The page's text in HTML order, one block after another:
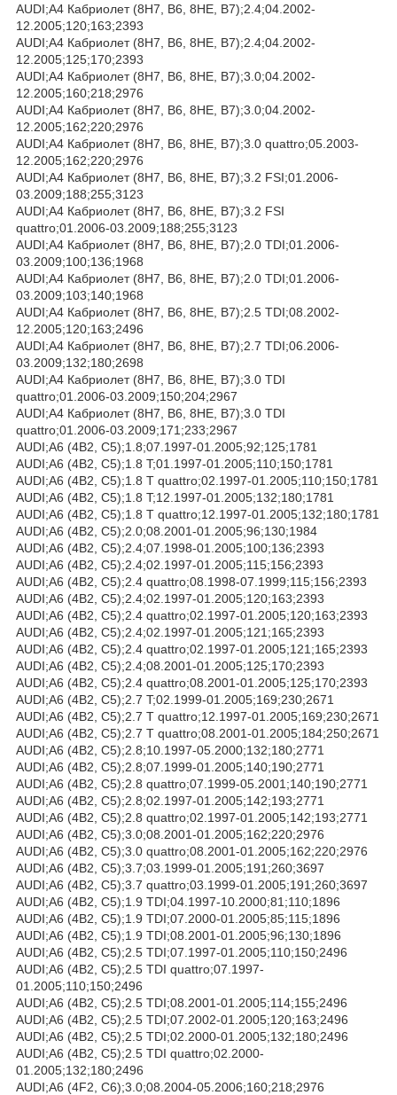
AUDI;A4 Кабриолет (8H7, B6, 8HE, B7);2.4;04.2002-
12.2005;120;163;2393
AUDI;A4 Кабриолет (8H7, B6, 8HE, B7);2.4;04.2002-
12.2005;125;170;2393
AUDI;A4 Кабриолет (8H7, B6, 8HE, B7);3.0;04.2002-
12.2005;160;218;2976
AUDI;A4 Кабриолет (8H7, B6, 8HE, B7);3.0;04.2002-
12.2005;162;220;2976
AUDI;A4 Кабриолет (8H7, B6, 8HE, B7);3.0 quattro;05.2003-
12.2005;162;220;2976
AUDI;A4 Кабриолет (8H7, B6, 8HE, B7);3.2 FSI;01.2006-
03.2009;188;255;3123
AUDI;A4 Кабриолет (8H7, B6, 8HE, B7);3.2 FSI
quattro;01.2006-03.2009;188;255;3123
AUDI;A4 Кабриолет (8H7, B6, 8HE, B7);2.0 TDI;01.2006-
03.2009;100;136;1968
AUDI;A4 Кабриолет (8H7, B6, 8HE, B7);2.0 TDI;01.2006-
03.2009;103;140;1968
AUDI;A4 Кабриолет (8H7, B6, 8HE, B7);2.5 TDI;08.2002-
12.2005;120;163;2496
AUDI;A4 Кабриолет (8H7, B6, 8HE, B7);2.7 TDI;06.2006-
03.2009;132;180;2698
AUDI;A4 Кабриолет (8H7, B6, 8HE, B7);3.0 TDI
quattro;01.2006-03.2009;150;204;2967
AUDI;A4 Кабриолет (8H7, B6, 8HE, B7);3.0 TDI
quattro;01.2006-03.2009;171;233;2967
AUDI;A6 (4B2, C5);1.8;07.1997-01.2005;92;125;1781
AUDI;A6 (4B2, C5);1.8 T;01.1997-01.2005;110;150;1781
AUDI;A6 (4B2, C5);1.8 T quattro;02.1997-01.2005;110;150;1781
AUDI;A6 (4B2, C5);1.8 T;12.1997-01.2005;132;180;1781
AUDI;A6 (4B2, C5);1.8 T quattro;12.1997-01.2005;132;180;1781
AUDI;A6 (4B2, C5);2.0;08.2001-01.2005;96;130;1984
AUDI;A6 (4B2, C5);2.4;07.1998-01.2005;100;136;2393
AUDI;A6 (4B2, C5);2.4;02.1997-01.2005;115;156;2393
AUDI;A6 (4B2, C5);2.4 quattro;08.1998-07.1999;115;156;2393
AUDI;A6 (4B2, C5);2.4;02.1997-01.2005;120;163;2393
AUDI;A6 (4B2, C5);2.4 quattro;02.1997-01.2005;120;163;2393
AUDI;A6 (4B2, C5);2.4;02.1997-01.2005;121;165;2393
AUDI;A6 (4B2, C5);2.4 quattro;02.1997-01.2005;121;165;2393
AUDI;A6 (4B2, C5);2.4;08.2001-01.2005;125;170;2393
AUDI;A6 (4B2, C5);2.4 quattro;08.2001-01.2005;125;170;2393
AUDI;A6 (4B2, C5);2.7 T;02.1999-01.2005;169;230;2671
AUDI;A6 (4B2, C5);2.7 T quattro;12.1997-01.2005;169;230;2671
AUDI;A6 (4B2, C5);2.7 T quattro;08.2001-01.2005;184;250;2671
AUDI;A6 (4B2, C5);2.8;10.1997-05.2000;132;180;2771
AUDI;A6 (4B2, C5);2.8;07.1999-01.2005;140;190;2771
AUDI;A6 (4B2, C5);2.8 quattro;07.1999-05.2001;140;190;2771
AUDI;A6 (4B2, C5);2.8;02.1997-01.2005;142;193;2771
AUDI;A6 (4B2, C5);2.8 quattro;02.1997-01.2005;142;193;2771
AUDI;A6 (4B2, C5);3.0;08.2001-01.2005;162;220;2976
AUDI;A6 (4B2, C5);3.0 quattro;08.2001-01.2005;162;220;2976
AUDI;A6 (4B2, C5);3.7;03.1999-01.2005;191;260;3697
AUDI;A6 (4B2, C5);3.7 quattro;03.1999-01.2005;191;260;3697
AUDI;A6 (4B2, C5);1.9 TDI;04.1997-10.2000;81;110;1896
AUDI;A6 (4B2, C5);1.9 TDI;07.2000-01.2005;85;115;1896
AUDI;A6 (4B2, C5);1.9 TDI;08.2001-01.2005;96;130;1896
AUDI;A6 (4B2, C5);2.5 TDI;07.1997-01.2005;110;150;2496
AUDI;A6 (4B2, C5);2.5 TDI quattro;07.1997-
01.2005;110;150;2496
AUDI;A6 (4B2, C5);2.5 TDI;08.2001-01.2005;114;155;2496
AUDI;A6 (4B2, C5);2.5 TDI;07.2002-01.2005;120;163;2496
AUDI;A6 (4B2, C5);2.5 TDI;02.2000-01.2005;132;180;2496
AUDI;A6 (4B2, C5);2.5 TDI quattro;02.2000-
01.2005;132;180;2496
AUDI;A6 (4F2, C6);3.0;08.2004-05.2006;160;218;2976